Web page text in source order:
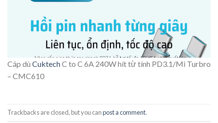
Cáp dù CuktechC to C 6A 240W hít từ tính PD3.1/Mi Turbro
– CMC610
Trackbacks are closed, but you canpost a comment.